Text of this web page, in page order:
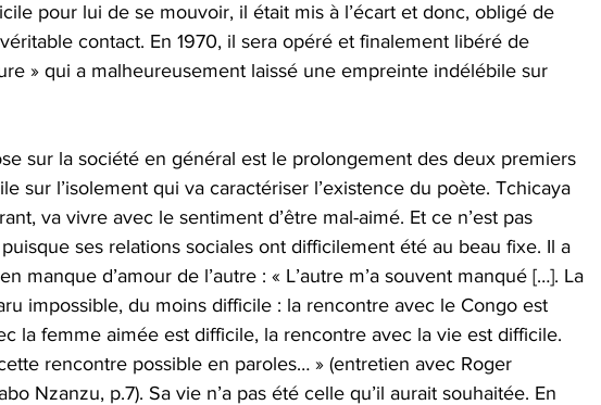
pour lui de se mouvoir, il était mis à l’écart et donc, obligé de
contact. En 1970, il sera opéré et finalement libéré de
» qui a malheureusement laissé une empreinte indélébile sur
sur la société en général est le prolongement des deux premiers
sur l’isolement qui va caractériser l’existence du poète. Tchicaya
va vivre avec le sentiment d’être mal-aimé. Et ce n’est pas
ses relations sociales ont difficilement été au beau fixe. Il a
manque d’amour de l’autre : « L’autre m’a souvent manqué […]. La
impossible, du moins difficile : la rencontre avec le Congo est
la femme aimée est difficile, la rencontre avec la vie est difficile.
rencontre possible en paroles… » (entretien avec Roger
Nzanzu, p.7). Sa vie n’a pas été celle qu’il aurait souhaitée. En